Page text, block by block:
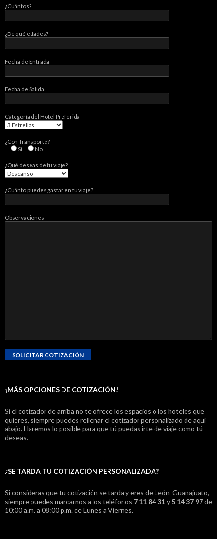
¿Cuántos?
¿De qué edades?
Fecha de Entrada
Fecha de Salida
Categorí­a del Hotel Preferida
¿Con Transporte?
Sí­
No
¿Qué deseas de tu viaje?
¿Cuánto puedes gastar en tu viaje?
Observaciones
¡MÁS OPCIONES DE COTIZACIÓN!
Si el cotizador de arriba no te ofrece los espacios o los hoteles que
quieres, siempre puedes rellenar el cotizador personalizado de aquí
abajo. Haremos lo posible para que tú puedas irte de viaje como tú
deseas.
¿SE TARDA TU COTIZACIÓN PERSONALIZADA?
Si consideras que tu cotización se tarda y eres de León, Guanajuato,
siempre puedes marcarnos a los teléfonos 7 11 84 31y 5 14 37 97de
10:00 a.m. a 08:00 p.m. de Lunes a Viernes.